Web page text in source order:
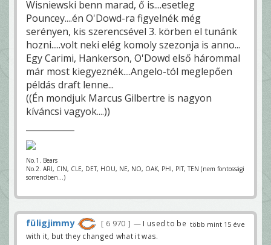
Wisniewski benn marad, ő is....esetleg
Pouncey....én O'Dowd-ra figyelnék még
serényen, kis szerencsével 3. körben el tunánk
hozni.....volt neki elég komoly szezonja is anno...
Egy Carimi, Hankerson, O'Dowd első hárommal
már most kiegyeznék....Angelo-tól meglepően
példás draft lenne...
((Én mondjuk Marcus Gilbertre is nagyon
kíváncsi vagyok....))
No.1. Bears
No.2. ARI, CIN, CLE, DET, HOU, NE, NO, OAK, PHI, PIT, TEN (nem fontossági
sorrendben...)
több mint 15 éve
füligjimmy 6 970
— I used to be
with it, but they changed what it was.